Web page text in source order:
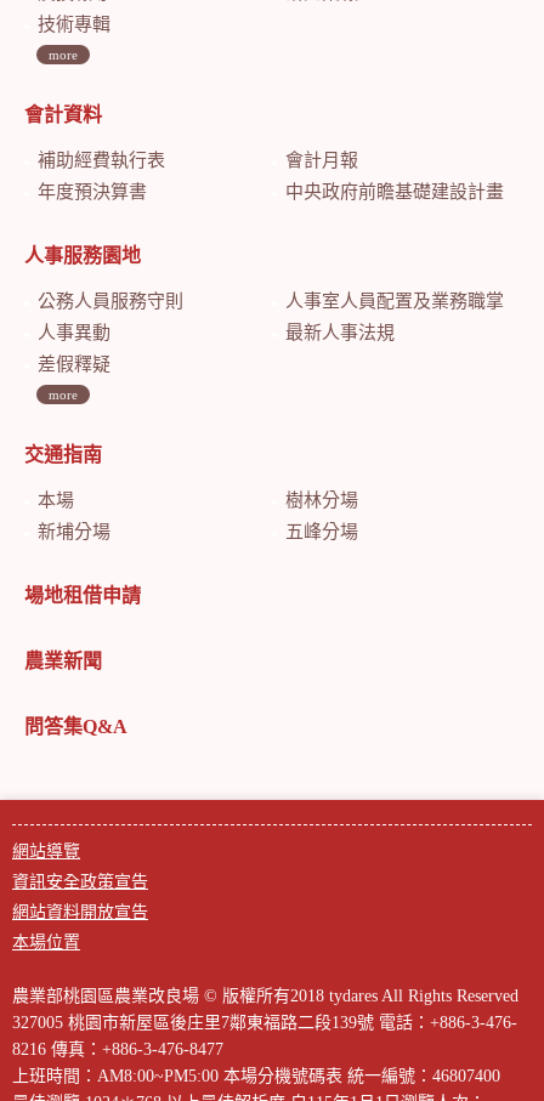
技術專輯
more
會計資料
補助經費執行表
會計月報
年度預決算書
中央政府前瞻基礎建設計畫特別預算會計月報
人事服務園地
公務人員服務守則
人事室人員配置及業務職掌
人事異動
最新人事法規
差假釋疑
more
交通指南
本場
樹林分場
新埔分場
五峰分場
場地租借申請
農業新聞
問答集Q&A
網站導覽
資訊安全政策宣告
網站資料開放宣告
本場位置
農業部桃園區農業改良場 © 版權所有2018 tydares All Rights Reserved
327005 桃園市新屋區後庄里7鄰東福路二段139號 電話：+886-3-476-
8216 傳真：+886-3-476-8477
上班時間：AM8:00~PM5:00 本場分機號碼表 統一編號：46807400